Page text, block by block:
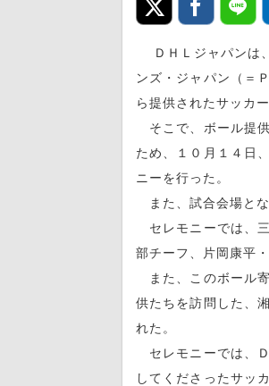
ＤＨＬジャパンは
ンズ・ジャパン（＝
ら提供されたサッカ
そこで、ボール提
ため、１０月１４日
ニーを行った。
また、試合会場とな
セレモニーでは、
部チーフ、片岡康平
また、このボール
供たちを訪問した、
れた。
セレモニーでは、
してくださったサッ